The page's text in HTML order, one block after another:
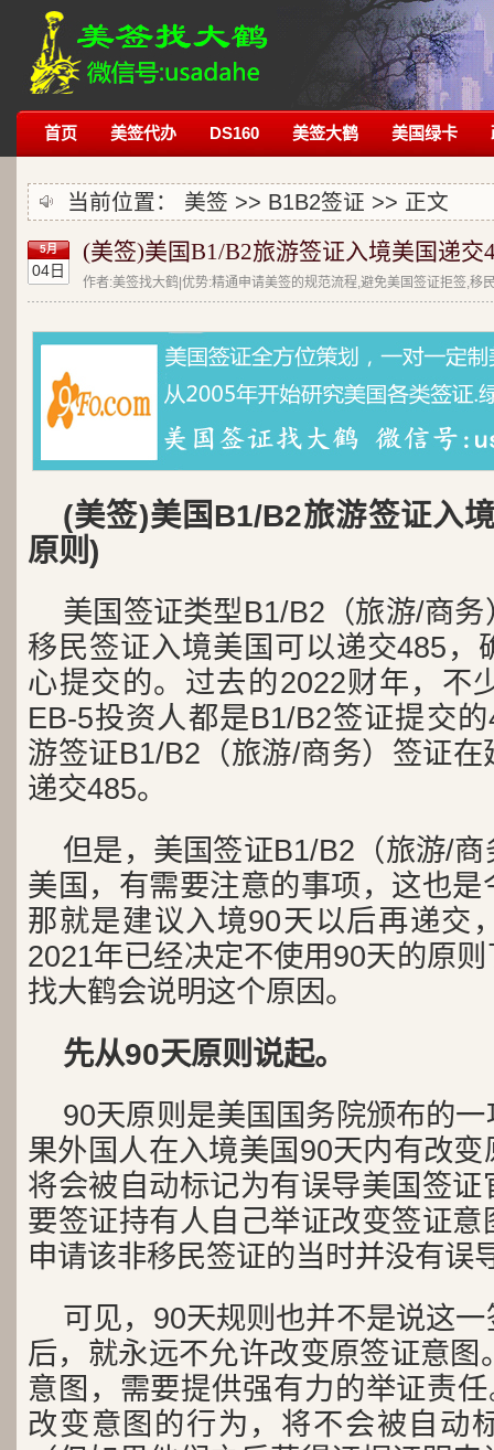
首页 美签代办 DS160 美签大鹤 美国绿卡
当前位置： 美签 >> B1B2签证 >> 正文
5月
04日
(美签)美国B1/B2旅游签证入境美国递交
作者:美签找大鹤|优势:精通申请美签的规范流程,避免美国签证拒签,移
(美签)美国B1/B2旅游签证入
原则)
美国签证类型B1/B2（旅游/商
移民签证入境美国可以递交485，
心提交的。过去的2022财年，不
EB-5投资人都是B1/B2签证提交
游签证B1/B2（旅游/商务）签证
递交485。
但是，美国签证B1/B2（旅游/
美国，有需要注意的事项，这也
那就是建议入境90天以后再递交
2021年已经决定不使用90天的原
找大鹤会说明这个原因。
先从90天原则说起。
90天原则是美国国务院颁布的
果外国人在入境美国90天内有改
将会被自动标记为有误导美国签
要签证持有人自己举证改变签证
申请该非移民签证的当时并没有误
可见，90天规则也并不是说这
后，就永远不允许改变原签证意图
意图，需要提供强有力的举证责
改变意图的行为，将不会被自动